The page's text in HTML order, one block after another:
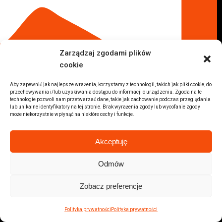
Zarządzaj zgodami plików
cookie
Aby zapewnić jak najlepsze wrażenia, korzystamy z technologii, takich jak pliki cookie, do
przechowywania i/lub uzyskiwania dostępu do informacji o urządzeniu. Zgoda na te
technologie pozwoli nam przetwarzać dane, takie jak zachowanie podczas przeglądania
lub unikalne identyfikatory na tej stronie. Brak wyrażenia zgody lub wycofanie zgody
może niekorzystnie wpłynąć na niektóre cechy i funkcje.
Akceptuję
Odmów
Zobacz preferencje
Polityka prywatności Polityka prywatności
Auto złom Skarżysko Kamienna
Auto złom Radom
Auto złom Kraków
Auto złom Starachowice
Auto złom Lublin
Inne lokalizacje
Skup aut
Skup aut Pruszków
Skup aut Radom
Skup aut Warszawa Bemowo